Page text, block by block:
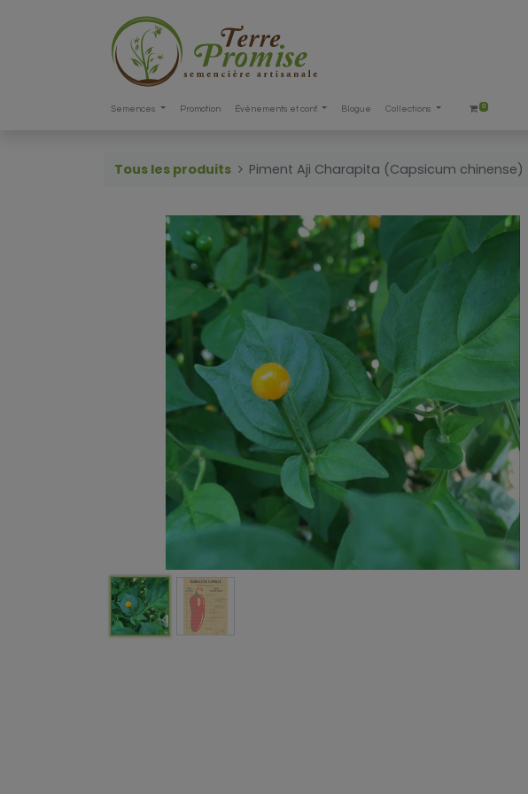
Semences Promotion Événements et conf. Blogue Collections 0
Tous les produits Piment Aji Charapita (Capsicum chinense)